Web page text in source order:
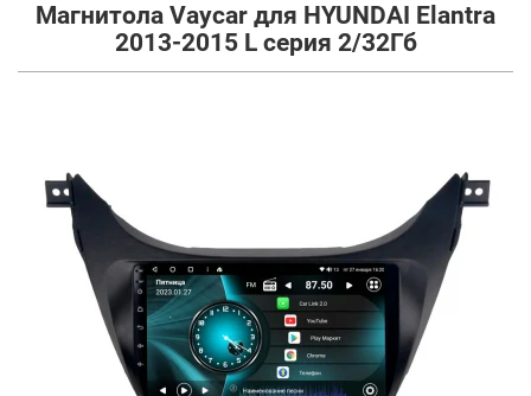
Магнитола Vaycar для HYUNDAI Elantra
2013-2015 L серия 2/32Гб